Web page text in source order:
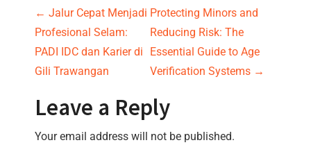
P
o
s
t
← Jalur Cepat Menjadi
Profesional Selam:
PADI IDC dan Karier di
Gili Trawangan
Protecting Minors and
Reducing Risk: The
Essential Guide to Age
Verification Systems →
Leave a Reply
Your email address will not be published.